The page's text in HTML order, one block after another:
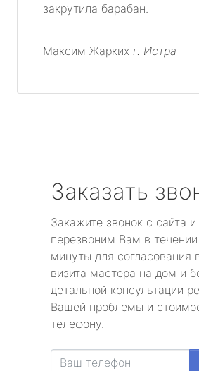
закрутила барабан.
Максим Жарких г. Истра
Заказать
Закажите звонок с сайта
перезвоним Вам в
минуты для согласования
визита мастера на дом и
детальной консультации
Вашей проблемы и
телефону.